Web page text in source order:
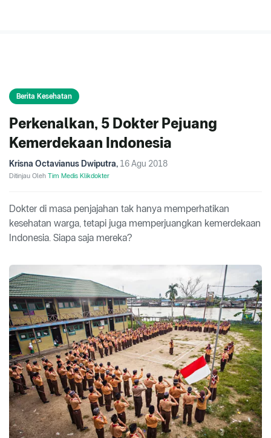
Berita Kesehatan
Perkenalkan, 5 Dokter Pejuang
Kemerdekaan Indonesia
Krisna Octavianus Dwiputra, 16 Agu 2018
Ditinjau Oleh Tim Medis Klikdokter
Dokter di masa penjajahan tak hanya memperhatikan
kesehatan warga, tetapi juga memperjuangkan kemerdekaan
Indonesia. Siapa saja mereka?